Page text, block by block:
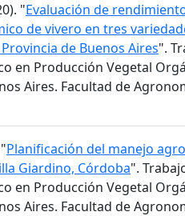
"Evaluación de
de vivero en tres
de Buenos Aires".
en Producción Vegetal
Aires. Facultad de
Planificación del manejo
Giardino, Córdoba".
en Producción Vegetal
Aires. Facultad de